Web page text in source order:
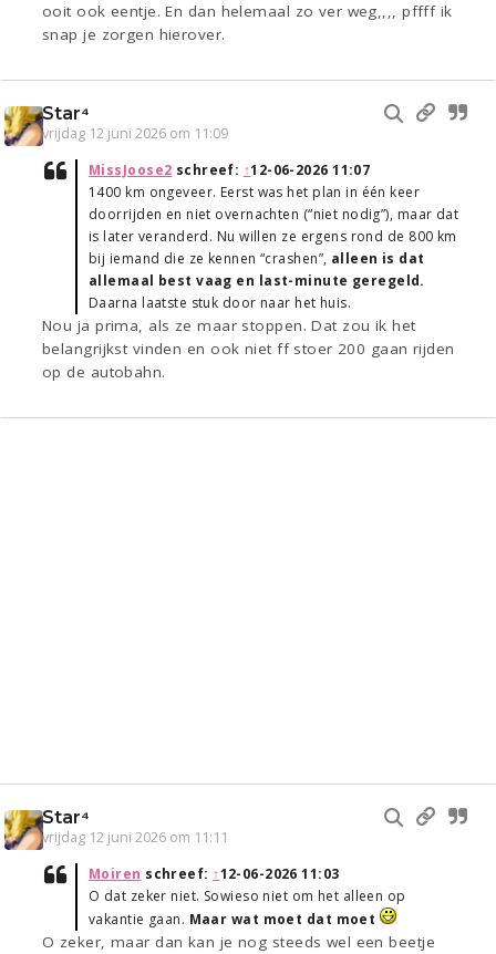
ooit ook eentje. En dan helemaal zo ver weg,,,, pffff ik
snap je zorgen hierover.
Star⁴
vrijdag 12 juni 2026 om 11:09
MissJoose2 schreef: ↑12-06-2026 11:07
1400 km ongeveer. Eerst was het plan in één keer
doorrijden en niet overnachten (“niet nodig”), maar dat
is later veranderd. Nu willen ze ergens rond de 800 km
bij iemand die ze kennen “crashen”, alleen is dat
allemaal best vaag en last-minute geregeld.
Daarna laatste stuk door naar het huis.
Nou ja prima, als ze maar stoppen. Dat zou ik het
belangrijkst vinden en ook niet ff stoer 200 gaan rijden
op de autobahn.
Star⁴
vrijdag 12 juni 2026 om 11:11
Moiren schreef: ↑12-06-2026 11:03
O dat zeker niet. Sowieso niet om het alleen op
vakantie gaan. Maar wat moet dat moet
O zeker, maar dan kan je nog steeds wel een beetje